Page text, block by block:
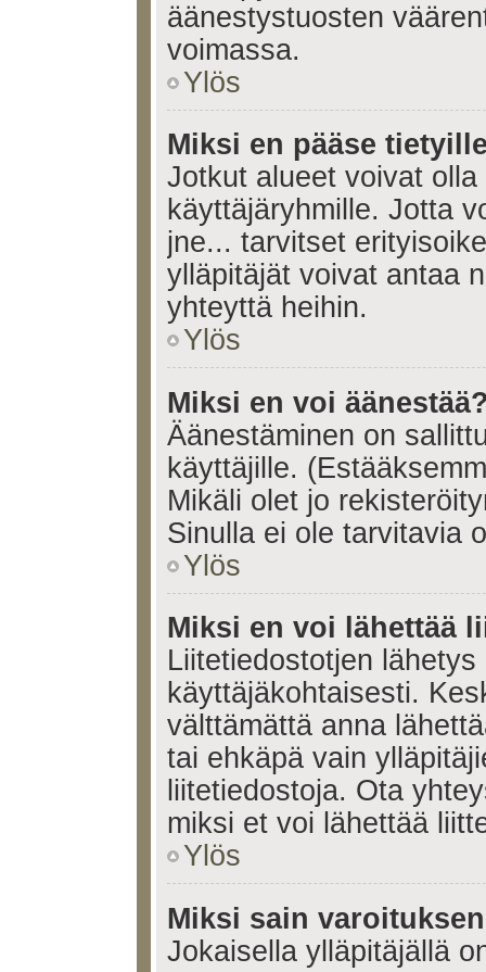
äänestystuosten
voimassa.
Ylös
Miksi en pääse
Jotkut alueet voivat
käyttäjäryhmille. Jotta
jne... tarvitset
ylläpitäjät voivat antaa
yhteyttä heihin.
Ylös
Miksi en voi
Äänestäminen on
käyttäjille.
Mikäli olet jo
Sinulla ei ole tarvitavia
Ylös
Miksi en voi lähettää
Liitetiedostotjen
käyttäjäkohtaisesti.
välttämättä anna
tai ehkäpä vain
liitetiedostoja. Ota
miksi et voi lähettää
Ylös
Miksi sain
Jokaisella ylläpitäjällä